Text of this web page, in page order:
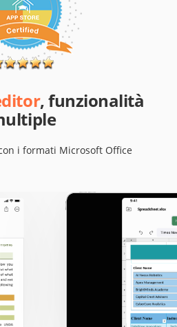
, funzionalità
i formati Microsoft Office